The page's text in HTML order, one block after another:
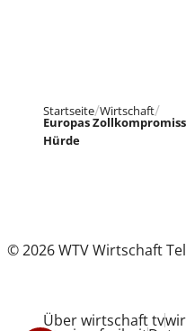
Startseite Wirtschaft
Europas
Hürde
© 2026 WTV Wirtschaft
Über wirtschaft tv